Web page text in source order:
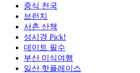
중식 천국
브런치
서촌 산책
성시경 Pick!
데이트 필수
부산 미식여행
일산 핫플레이스